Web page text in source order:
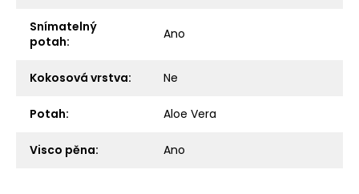
Snímatelný
potah: Ano
Kokosová vrstva: Ne
Potah: Aloe Vera
Visco pěna: Ano